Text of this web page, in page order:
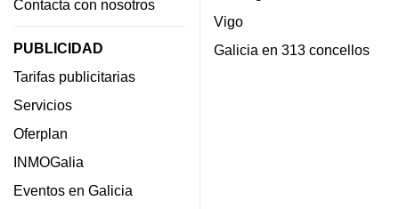
Contacta con nosotros
PUBLICIDAD
Tarifas publicitarias
Servicios
Oferplan
INMOGalia
Eventos en Galicia
Vigo
Galicia en 313 concellos